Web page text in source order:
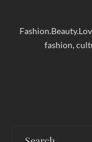
fashion,